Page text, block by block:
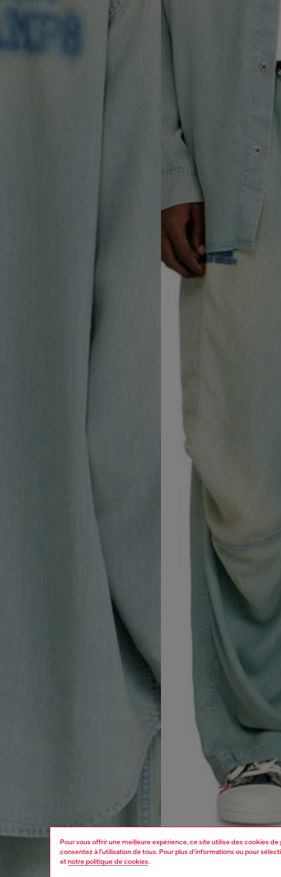
Pour vous offrir une meilleure expérience, ce site utilise des cookies
consentez à l'utilisation de tous. Pour plus d'informations ou pour
et notre politique de cookies.